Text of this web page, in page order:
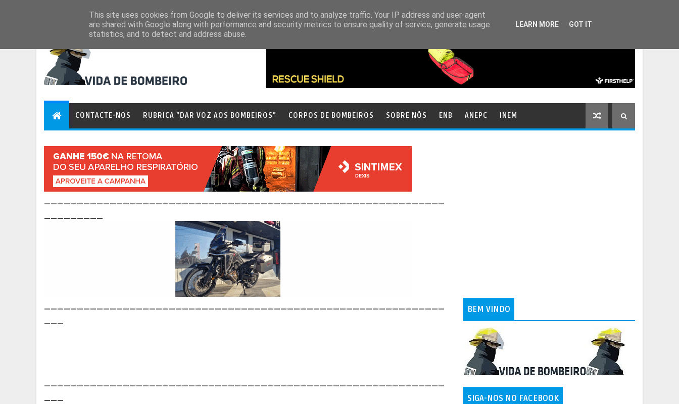
CONTACTE-NOS RUBRICA "DAR VOZ AOS BOMBEIROS" CORPOS DE BOMBEIROS SOBRE NÓS ENB ANEPC INEM
BEM VINDO
SIGA-NOS NO FACEBOOK
This site uses cookies from Google to deliver its services and to analyze traffic. Your IP address and user-agent
are shared with Google along with performance and security metrics to ensure quality of service, generate usage
statistics, and to detect and address abuse.
LEARN MORE GOT IT